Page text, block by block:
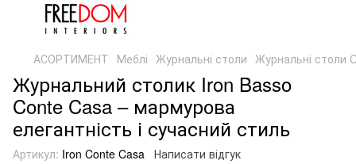
АСОРТИМЕНТ Меблі Журнальні столи Журнальні столи
Журнальний столик Iron Basso
Conte Casa – мармурова
елегантність і сучасний стиль
Артикул: Iron Conte Casa Написати відгук